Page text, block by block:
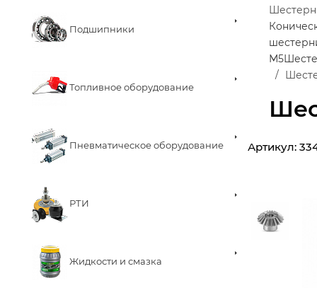
Подшипники
Топливное оборудование
Пневматическое оборудование
РТИ
Жидкости и смазка
М5
Артикул: